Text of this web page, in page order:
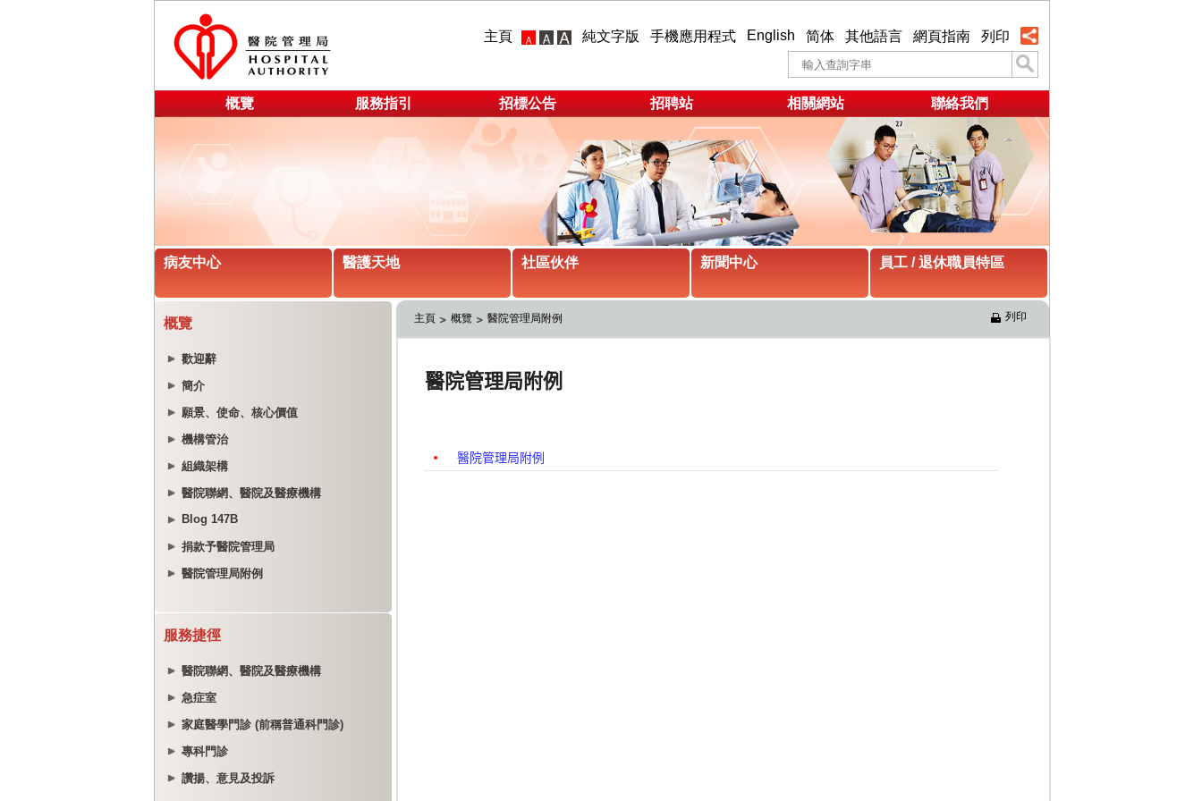
主頁 純文字版 手機應用程式 English 简体 其他語言 網頁指南 列印
概覽 服務指引 招標公告 招聘站 相關網站 聯絡我們
病友中心 醫護天地 社區伙伴 新聞中心 員工 / 退休職員特區
概覽
歡迎辭
簡介
願景、使命、核心價值
機構管治
組織架構
醫院聯網、醫院及醫療機構
Blog 147B
捐款予醫院管理局
醫院管理局附例
服務捷徑
醫院聯網、醫院及醫療機構
急症室
家庭醫學門診 (前稱普通科門診)
專科門診
讚揚、意見及投訴
主頁 概覽 醫院管理局附例 列印